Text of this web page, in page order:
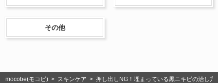
その他
mocobe(モコビ) > スキンケア > 押し出しNG！埋まっている黒ニキビの治し